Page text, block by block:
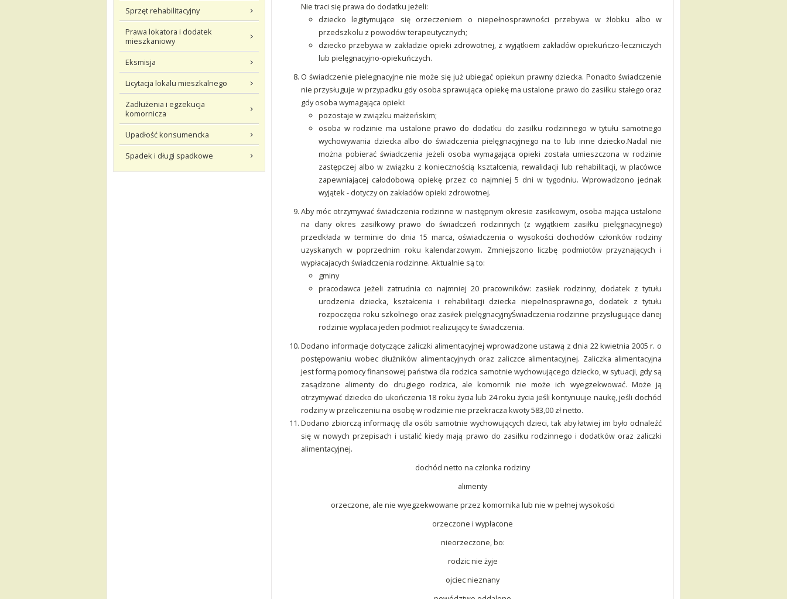
Sprzęt rehabilitacyjny
Prawa lokatora i dodatek
mieszkaniowy
Eksmisja
Licytacja lokalu mieszkalnego
Zadłużenia i egzekucja
komornicza
Upadłość konsumencka
Spadek i długi spadkowe
Nie traci się prawa do dodatku jeżeli:
dziecko legitymujące się orzeczeniem o niepełnosprawności przebywa w żłobku albo w
przedszkolu z powodów terapeutycznych;
dziecko przebywa w zakładzie opieki zdrowotnej, z wyjątkiem zakładów opiekuńczo-leczniczych
lub pielęgnacyjno-opiekuńczych.
O świadczenie pielegnacyjne nie może się już ubiegać opiekun prawny dziecka. Ponadto świadczenie
nie przysługuje w przypadku gdy osoba sprawująca opiekę ma ustalone prawo do zasiłku stałego oraz
gdy osoba wymagająca opieki:
pozostaje w związku małżeńskim;
osoba w rodzinie ma ustalone prawo do dodatku do zasiłku rodzinnego w tytułu samotnego
wychowywania dziecka albo do świadczenia pielęgnacyjnego na to lub inne dziecko.Nadal nie
można pobierać świadczenia jeżeli osoba wymagająca opieki została umieszczona w rodzinie
zastępczej albo w związku z koniecznością kształcenia, rewalidacji lub rehabilitacji, w placówce
zapewniającej całodobową opiekę przez co najmniej 5 dni w tygodniu. Wprowadzono jednak
wyjątek - dotyczy on zakładów opieki zdrowotnej.
Aby móc otrzymywać świadczenia rodzinne w następnym okresie zasiłkowym, osoba mająca ustalone
na dany okres zasiłkowy prawo do świadczeń rodzinnych (z wyjątkiem zasiłku pielęgnacyjnego)
przedkłada w terminie do dnia 15 marca, oświadczenia o wysokości dochodów członków rodziny
uzyskanych w poprzednim roku kalendarzowym. Zmniejszono liczbę podmiotów przyznających i
wypłacajacych świadczenia rodzinne. Aktualnie są to:
gminy
pracodawca jeżeli zatrudnia co najmniej 20 pracowników: zasiłek rodzinny, dodatek z tytułu
urodzenia dziecka, kształcenia i rehabilitacji dziecka niepełnosprawnego, dodatek z tytułu
rozpoczęcia roku szkolnego oraz zasiłek pielęgnacyjnyŚwiadczenia rodzinne przysługujące danej
rodzinie wypłaca jeden podmiot realizujący te świadczenia.
Dodano informacje dotyczące zaliczki alimentacyjnej wprowadzone ustawą z dnia 22 kwietnia 2005 r. o
postępowaniu wobec dłużników alimentacyjnych oraz zaliczce alimentacyjnej. Zaliczka alimentacyjna
jest formą pomocy finansowej państwa dla rodzica samotnie wychowującego dziecko, w sytuacji, gdy są
zasądzone alimenty do drugiego rodzica, ale komornik nie może ich wyegzekwować. Może ją
otrzymywać dziecko do ukończenia 18 roku życia lub 24 roku życia jeśli kontynuuje naukę, jeśli dochód
rodziny w przeliczeniu na osobę w rodzinie nie przekracza kwoty 583,00 zł netto.
Dodano zbiorczą informację dla osób samotnie wychowujących dzieci, tak aby łatwiej im było odnaleźć
się w nowych przepisach i ustalić kiedy mają prawo do zasiłku rodzinnego i dodatków oraz zaliczki
alimentacyjnej.
dochód netto na członka rodziny
alimenty
orzeczone, ale nie wyegzekwowane przez komornika lub nie w pełnej wysokości
orzeczone i wypłacone
nieorzeczone, bo:
rodzic nie żyje
ojciec nieznany